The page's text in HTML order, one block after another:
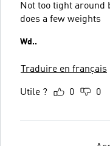
Not too tight around
does a few weights
Wd..
Traduire en français
Utile ? 0 0